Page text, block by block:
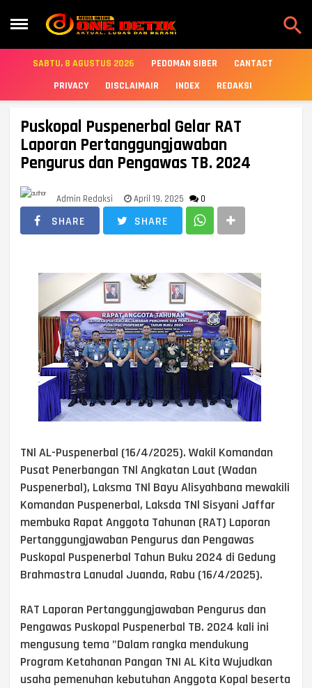

SABTU, 8 AGUSTUS 2026 PEDOMAN SIBER
CANTACT
PRIVACY
DISCLAIMAIR INDEX REDAKSI
Puskopal Puspenerbal Gelar RAT
Laporan Pertanggungjawaban
Pengurus dan Pengawas TB. 2024
Admin Redaksi April 19, 2025 0
SHARE SHARE
TNl AL-Puspenerbal (16/4/2025). Wakil Komandan
Pusat Penerbangan TNl Angkatan Laut (Wadan
Puspenerbal), Laksma TNl Bayu Alisyahbana mewakili
Komandan Puspenerbal, Laksda TNl Sisyani Jaffar
membuka Rapat Anggota Tahunan (RAT) Laporan
Pertanggungjawaban Pengurus dan Pengawas
Puskopal Puspenerbal Tahun Buku 2024 di Gedung
Brahmastra Lanudal Juanda, Rabu (16/4/2025).
RAT Laporan Pertanggungjawaban Pengurus dan
Pengawas Puskopal Puspenerbal TB. 2024 kali ini
mengusung tema "Dalam rangka mendukung
Program Ketahanan Pangan TNI AL Kita Wujudkan
usaha pemenuhan kebutuhan Anggota Kopal beserta